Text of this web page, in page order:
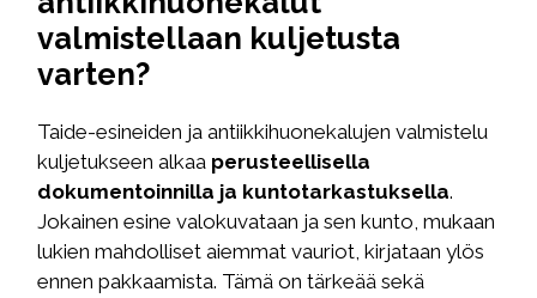
valmistellaan kuljetusta
varten?
Taide-esineiden ja antiikkihuonekalujen valmistelu
kuljetukseen alkaa perusteellisella
dokumentoinnilla ja kuntotarkastuksella.
Jokainen esine valokuvataan ja sen kunto, mukaan
lukien mahdolliset aiemmat vauriot, kirjataan ylös
ennen pakkaamista. Tämä on tärkeää sekä